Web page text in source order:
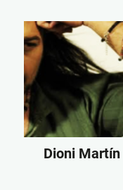
Dioni Martín